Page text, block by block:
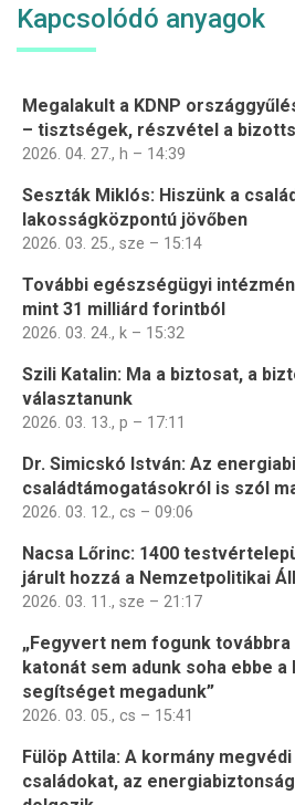
Kapcsolódó anyagok
Megalakult a KDNP
– tisztségek, részvétel a
2026. 04. 27., h – 14:39
Seszták Miklós: Hiszünk a
lakosságközpontú jövőben
2026. 03. 25., sze – 15:14
További egészségügyi
mint 31 milliárd forintból
2026. 03. 24., k – 15:32
Szili Katalin: Ma a biztosat, a
választanunk
2026. 03. 13., p – 17:11
Dr. Simicskó István: Az
családtámogatásokról is szól
2026. 03. 12., cs – 09:06
Nacsa Lőrinc: 1400
járult hozzá a Nemzetpolitikai
2026. 03. 11., sze – 21:17
„Fegyvert nem fogunk
katonát sem adunk soha ebbe a
segítséget megadunk”
2026. 03. 05., cs – 15:41
Fülöp Attila: A kormány
családokat, az